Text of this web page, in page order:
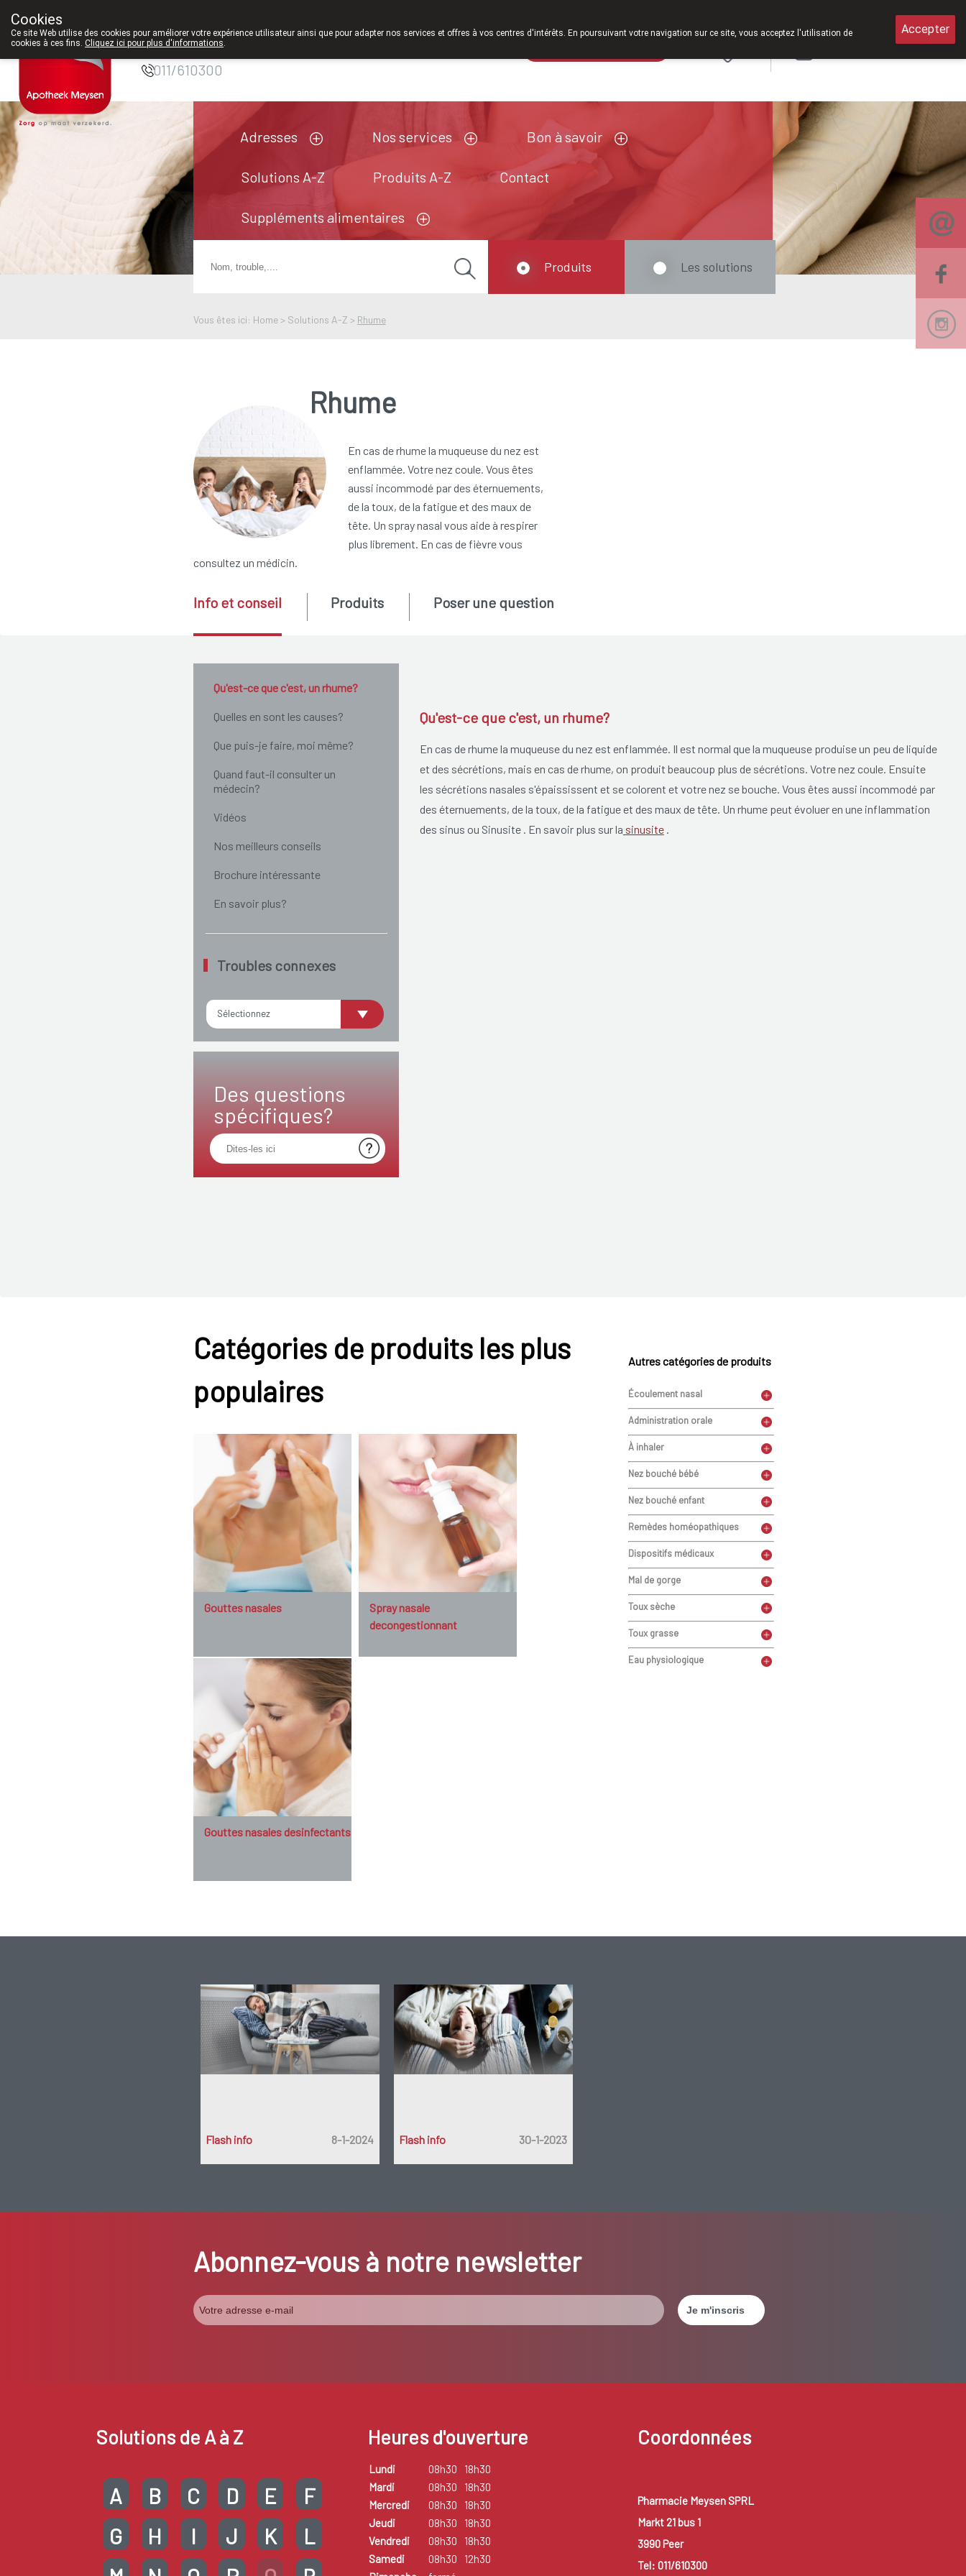
Pharmacie Meysen
SPRL
011/610300
Adresses Nos services Bon à savoir
Solutions A-Z Produits A-Z Contact
Suppléments alimentaires
Vous êtes ici: Home > Solutions A-Z > Rhume
Produits Les solutions
Rhume
En cas de rhume la muqueuse du nez est
enflammée. Votre nez coule. Vous êtes
aussi incommodé par des éternuements,
de la toux, de la fatigue et des maux de
tête. Un spray nasal vous aide à respirer
plus librement. En cas de fièvre vous
consultez un médicin.
Qu'est-ce que c'est, un rhume?
Quelles en sont les causes?
Que puis-je faire, moi même?
Quand faut-il consulter un
médecin?
Vidéos
Nos meilleurs conseils
Brochure intéressante
En savoir plus?
Troubles connexes
Sélectionnez
Des questions
spécifiques?
Info et conseil Produits Poser une question
Qu'est-ce que c'est, un rhume?
En cas de rhume la muqueuse du nez est enflammée. Il est normal que la muqueuse produise un peu de liquide
et des sécrétions, mais en cas de rhume, on produit beaucoup plus de sécrétions. Votre nez coule. Ensuite
les sécrétions nasales s'épaississent et se colorent et votre nez se bouche. Vous êtes aussi incommodé par
des éternuements, de la toux, de la fatigue et des maux de tête. Un rhume peut évoluer en une inflammation
des sinus ou Sinusite . En savoir plus sur la sinusite.
Catégories de produits les plus
populaires
Gouttes nasales
Spray nasale
decongestionnant
Gouttes nasales desinfectants
Autres catégories de produits
Écoulement nasal
Administration orale
À inhaler
Nez bouché bébé
Nez bouché enfant
Remèdes homéopathiques
Dispositifs médicaux
Mal de gorge
Toux sèche
Toux grasse
Eau physiologique
Flash info 8-1-2024 Flash info 30-1-2023
Abonnez-vous à notre newsletter
Solutions de A à Z
A B C D E
F
G
H I J K
L
Heures d'ouverture
Lundi 08h30
18h30
Mardi
08h30
18h30
Mercredi
08h30
18h30
Jeudi
08h30
18h30
Vendredi
08h30
18h30
Samedi
08h30
12h30
Coordonnées
Pharmacie Meysen SPRL
Markt 21 bus 1
3990 Peer
Tel: 011/610300
Cookies
Ce site Web utilise des cookies pour améliorer votre expérience utilisateur ainsi que pour adapter nos services et offres à vos centres d'intérêts. En poursuivant votre navigation sur ce site, vous acceptez l'utilisation de
cookies à ces fins. Cliquez ici pour plus d'informations.
Accepter